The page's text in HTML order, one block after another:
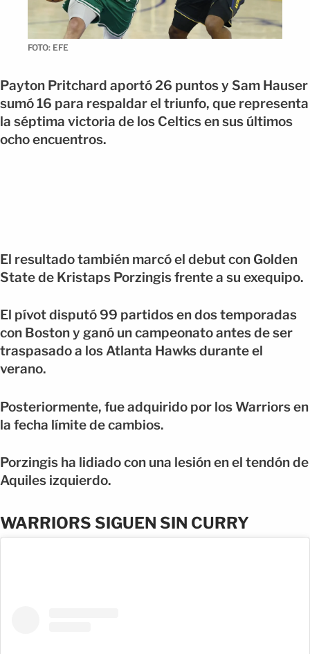
FOTO: EFE
Payton Pritchard aportó 26 puntos y Sam Hauser
sumó 16 para respaldar el triunfo, que representa
la séptima victoria de los Celtics en sus últimos
ocho encuentros.
El resultado también marcó el debut con Golden
State de Kristaps Porzingis frente a su exequipo.
El pívot disputó 99 partidos en dos temporadas
con Boston y ganó un campeonato antes de ser
traspasado a los Atlanta Hawks durante el
verano.
Posteriormente, fue adquirido por los Warriors en
la fecha límite de cambios.
Porzingis ha lidiado con una lesión en el tendón de
Aquiles izquierdo.
WARRIORS SIGUEN SIN CURRY